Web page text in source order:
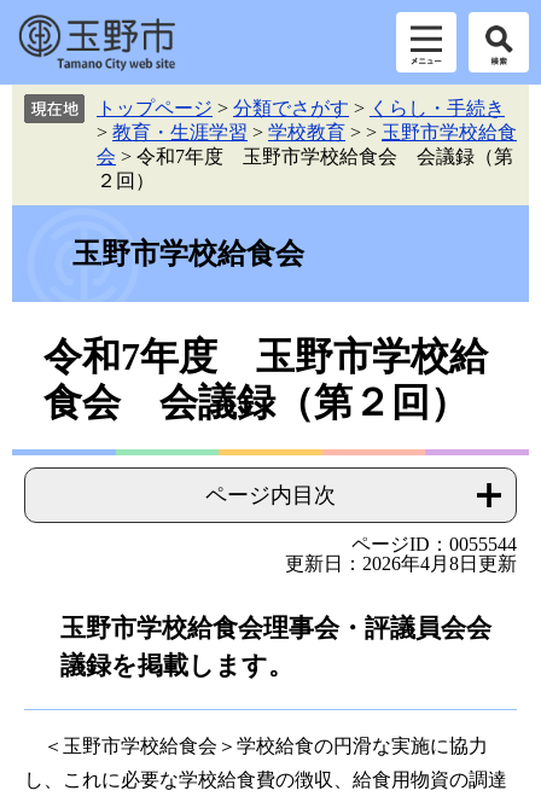
て
トップページ > 分類でさがす > くらし・手続き
> 教育・生涯学習 > 学校教育 > > 玉野市学校給食
会 > 令和7年度 玉野市学校給食会 会議録（第
２回）
玉野市学校給食会
令和7年度 玉野市学校給
食会 会議録（第２回）
ページ内目次
ページID：0055544
更新日：2026年4月8日更新
玉野市学校給食会理事会・評議員会会
議録を掲載します。
＜玉野市学校給食会＞学校給食の円滑な実施に協力
し、これに必要な学校給食費の徴収、給食用物資の調達